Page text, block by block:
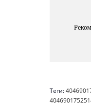
Теги: